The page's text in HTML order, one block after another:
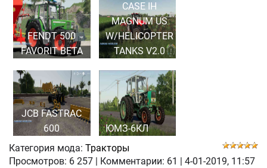
FENDT 500
FAVORIT BETA
CASE IH
MAGNUM US
W/HELICOPTER
TANKS V2.0
JCB FASTRAC
600
ЮМЗ-6КЛ
Категория мода: Тракторы
Просмотров: 6 257 Комментарии: 61
4-01-2019, 11:57